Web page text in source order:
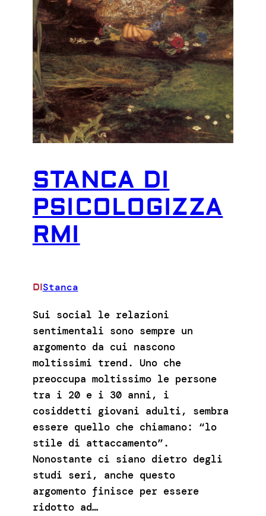
STANCA DI
PSICOLOGIZZA
RMI
DIStanca
Sui social le relazioni
sentimentali sono sempre un
argomento da cui nascono
moltissimi trend. Uno che
preoccupa moltissimo le persone
tra i 20 e i 30 anni, i
cosiddetti giovani adulti, sembra
essere quello che chiamano: “lo
stile di attaccamento”.
Nonostante ci siano dietro degli
studi seri, anche questo
argomento finisce per essere
ridotto ad…